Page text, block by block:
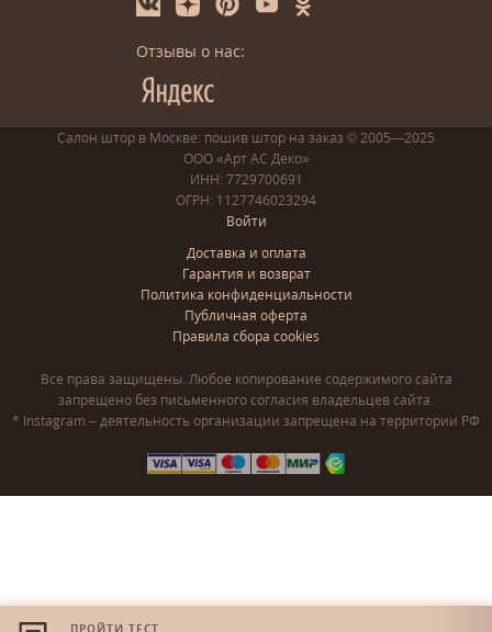
Отзывы о нас:
Салон штор в Москве: пошив штор на заказ © 2005—2025
ООО «Арт АС Деко»
ИНН: 7729700691
ОГРН: 1127746023294
Войти
Доставка и оплата
Гарантия и возврат
Политика конфиденциальности
Публичная оферта
Правила сбора cookies
Все права защищены. Любое копирование содержимого сайта
запрещено без письменного согласия владельцев сайта.
* Instagram – деятельность организации запрещена на территории РФ
ПРОЙТИ ТЕСТ